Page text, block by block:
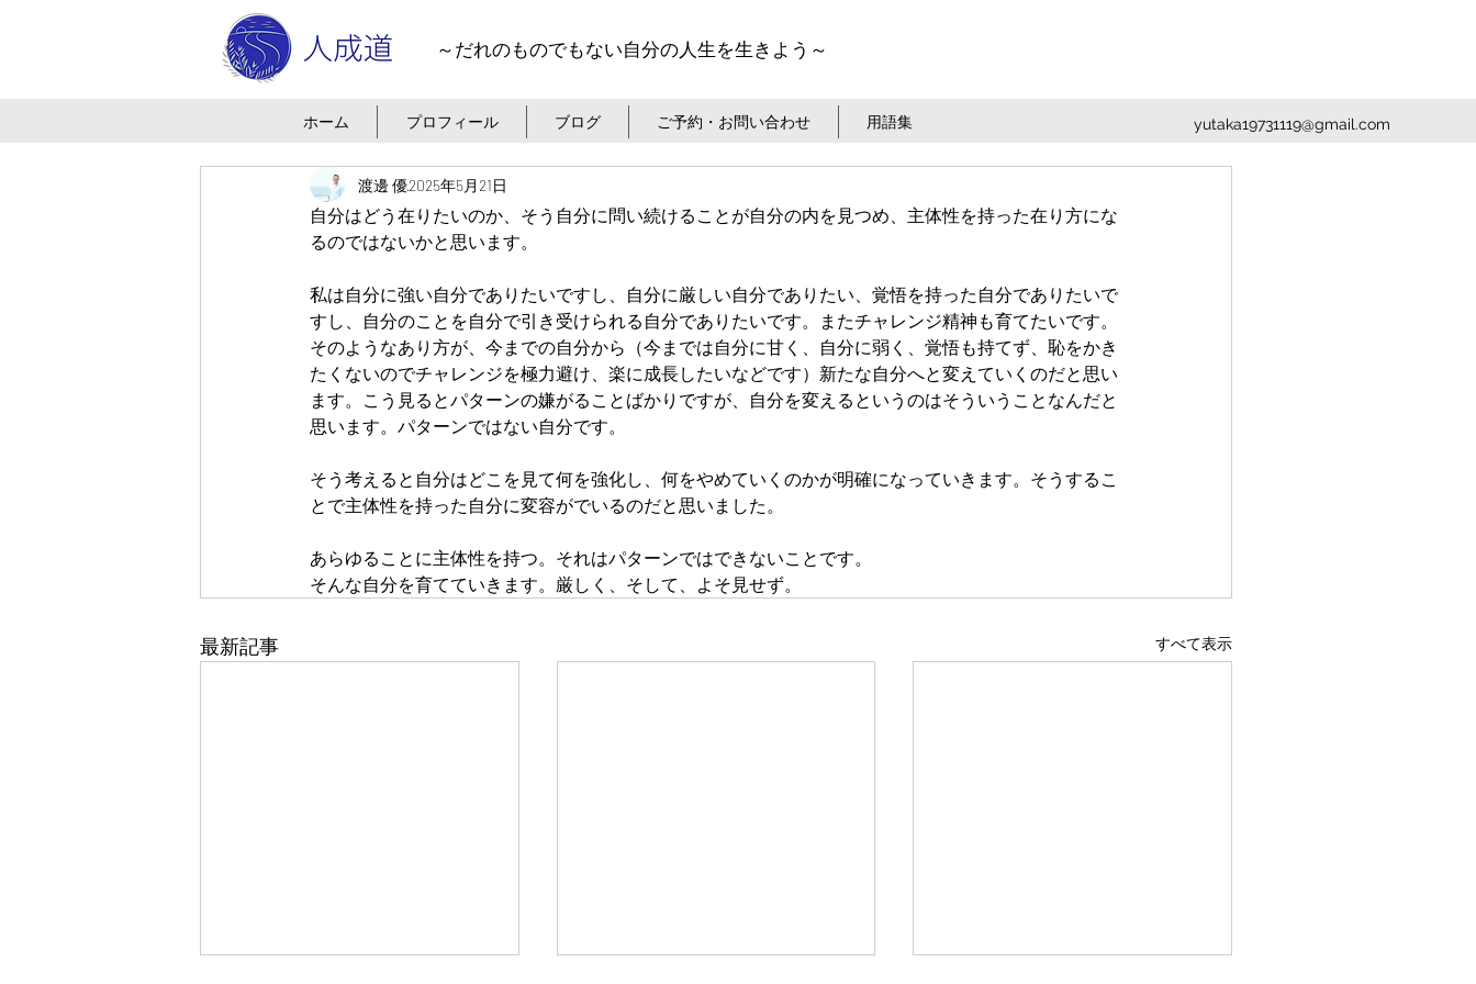
～だれのものでもない自分の人生を生きよう～
ホーム プロフィール ブログ ご予約・お問い合わせ 用語集 yutaka19731119@gmail.com
渡邊 優2025年5月21日
自分はどう在りたいのか、そう自分に問い続けることが自分の内を見つめ、主体性を持った在り方にな
るのではないかと思います。
私は自分に強い自分でありたいですし、自分に厳しい自分でありたい、覚悟を持った自分でありたいで
すし、自分のことを自分で引き受けられる自分でありたいです。またチャレンジ精神も育てたいです。
そのようなあり方が、今までの自分から（今までは自分に甘く、自分に弱く、覚悟も持てず、恥をかき
たくないのでチャレンジを極力避け、楽に成長したいなどです）新たな自分へと変えていくのだと思い
ます。こう見るとパターンの嫌がることばかりですが、自分を変えるというのはそういうことなんだと
思います。パターンではない自分です。
そう考えると自分はどこを見て何を強化し、何をやめていくのかが明確になっていきます。そうするこ
とで主体性を持った自分に変容がでいるのだと思いました。
あらゆることに主体性を持つ。それはパターンではできないことです。
そんな自分を育てていきます。厳しく、そして、よそ見せず。
最新記事 すべて表示